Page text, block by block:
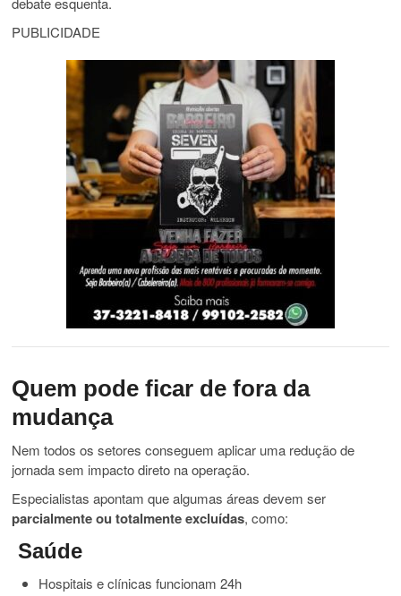
PUBLICIDADE
Quem pode ficar de fora da
mudança
Nem todos os setores conseguem aplicar uma redução de
jornada sem impacto direto na operação.
Especialistas apontam que algumas áreas devem ser
parcialmente ou totalmente excluídas, como:
Saúde
Hospitais e clínicas funcionam 24h